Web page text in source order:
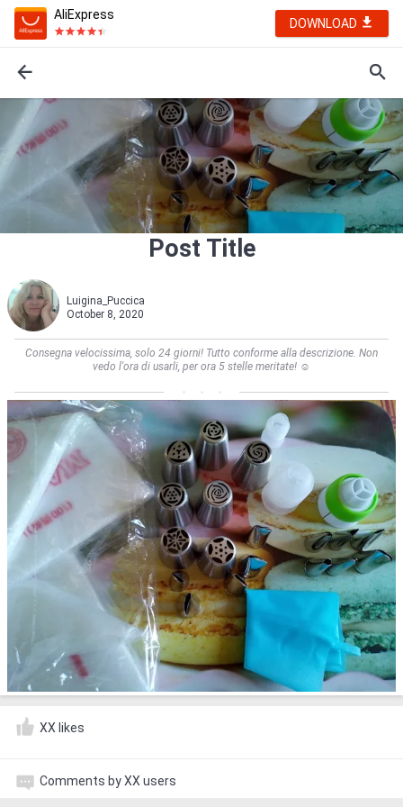
AliExpress
DOWNLOAD
Post Title
Luigina_Puccica
October 8, 2020
Consegna velocissima, solo 24 giorni! Tutto conforme alla descrizione. Non
vedo l'ora di usarli, per ora 5 stelle meritate! ☺️
XX likes
Comments by XX users